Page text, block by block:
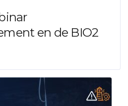
en de BIO2